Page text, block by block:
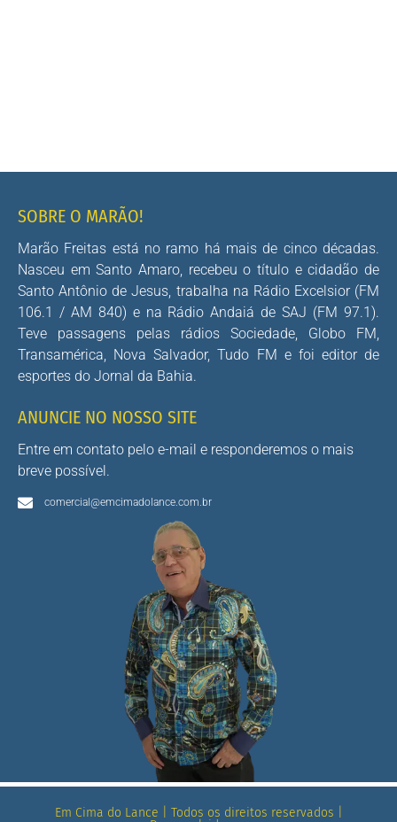
SOBRE O MARÃO!
Marão Freitas está no ramo há mais de cinco décadas.
Nasceu em Santo Amaro, recebeu o título e cidadão de
Santo Antônio de Jesus, trabalha na Rádio Excelsior (FM
106.1 / AM 840) e na Rádio Andaiá de SAJ (FM 97.1).
Teve passagens pelas rádios Sociedade, Globo FM,
Transamérica, Nova Salvador, Tudo FM e foi editor de
esportes do Jornal da Bahia.
ANUNCIE NO NOSSO SITE
Entre em contato pelo e-mail e responderemos o mais
breve possível.
comercial@emcimadolance.com.br
Em Cima do Lance | Todos os direitos reservados |